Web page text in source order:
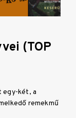
(TOP
egy-két, a
remekmű